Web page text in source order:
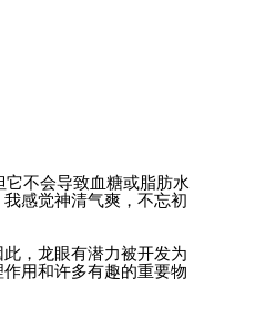
不会导致血糖或脂肪水
感觉神清气爽，不忘初
，龙眼有潜力被开发为
用和许多有趣的重要物